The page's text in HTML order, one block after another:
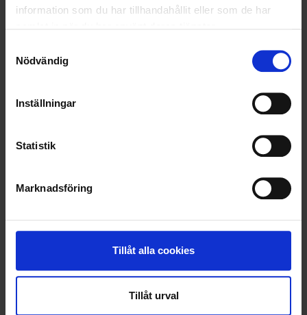
information som du har tillhandahållit eller som de har
Nödvändig
Inställningar
Statistik
Marknadsföring
Tillåt alla cookies
Tillåt urval
RULLA
instiftad av Transportfackens Yrkes- och Arbetsmiljönämnd för
att uppmärksamma alla de förare som varje dag bidrar till att